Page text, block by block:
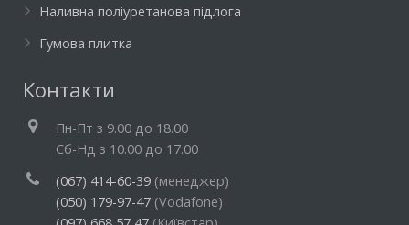
Наливна поліуретанова підлога
Гумова плитка
Контакти
Пн-Пт з 9.00 до 18.00
Cб-Нд з 10.00 до 17.00
(067) 414-60-39 (менеджер)
(050) 179-97-47 (Vodafone)